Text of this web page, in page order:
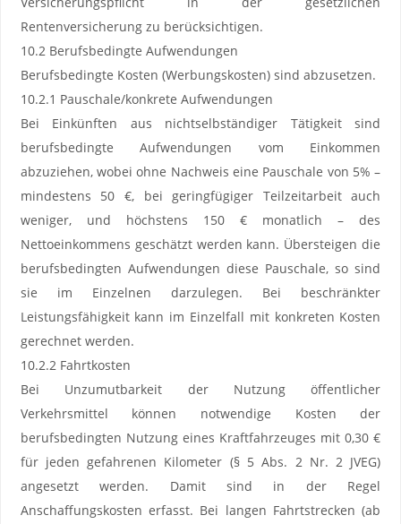
Rentenversicherung zu berücksichtigen.
10.2 Berufsbedingte Aufwendungen
Berufsbedingte Kosten (Werbungskosten) sind abzusetzen.
10.2.1 Pauschale/konkrete Aufwendungen
Bei Einkünften aus nichtselbständiger Tätigkeit sind
berufsbedingte Aufwendungen vom Einkommen
abzuziehen, wobei ohne Nachweis eine Pauschale von 5% –
mindestens 50 €, bei geringfügiger Teilzeitarbeit auch
weniger, und höchstens 150 € monatlich – des
Nettoeinkommens geschätzt werden kann. Übersteigen die
berufsbedingten Aufwendungen diese Pauschale, so sind
sie im Einzelnen darzulegen. Bei beschränkter
Leistungsfähigkeit kann im Einzelfall mit konkreten Kosten
gerechnet werden.
10.2.2 Fahrtkosten
Bei Unzumutbarkeit der Nutzung öffentlicher
Verkehrsmittel können notwendige Kosten der
berufsbedingten Nutzung eines Kraftfahrzeuges mit 0,30 €
für jeden gefahrenen Kilometer (§ 5 Abs. 2 Nr. 2 JVEG)
angesetzt werden. Damit sind in der Regel
Anschaffungskosten erfasst. Bei langen Fahrtstrecken (ab